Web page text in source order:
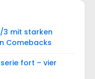
3 mit starken
Comebacks
fort – vier